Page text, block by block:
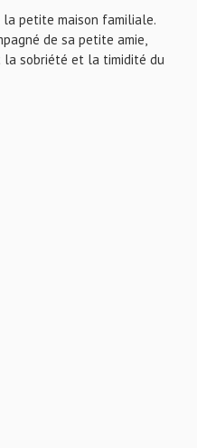
la petite maison familiale.
de sa petite amie,
la sobriété et la timidité du